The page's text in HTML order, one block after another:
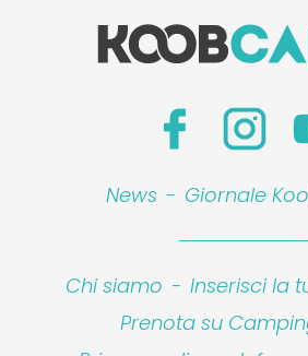
News - Giornale
Chi siamo - Inserisci la
Prenota su